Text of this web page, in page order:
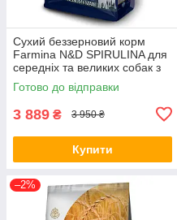
Сухий беззерновий корм
Farmina N&D SPIRULINA для
середніх та великих собак з
ягням, спіруліною, 7 кг (*)
Готово до відправки
3 889 ₴ 3 950 ₴
Купити
–2%